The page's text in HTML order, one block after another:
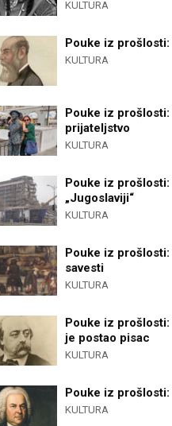
KULTURA
Pouke iz prošlosti:
KULTURA
Pouke iz
prijateljstvo
KULTURA
Pouke iz
„Jugoslaviji“
KULTURA
Pouke iz
savesti
KULTURA
Pouke iz
je postao pisac
KULTURA
Pouke iz prošlosti:
KULTURA